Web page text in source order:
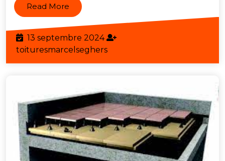
précautions
Read More Read
More
13 septembre 202413
septembre
2024
toituresmarcelsegherstoituresmarcelseghers